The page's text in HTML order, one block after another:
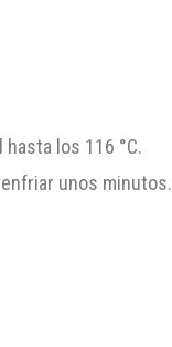
hasta los 116 °C.
unos minutos.